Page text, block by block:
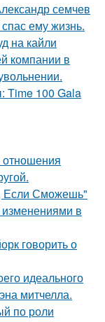
семчев
ему жизнь.
на кайли
компании в
Time 100 Gala
Если Сможешь"
изменениями в
говорить о
идеального
митчелла.
по роли